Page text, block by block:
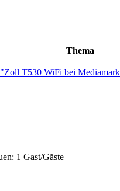
Thema
T530 WiFi bei
1 Gast/Gäste